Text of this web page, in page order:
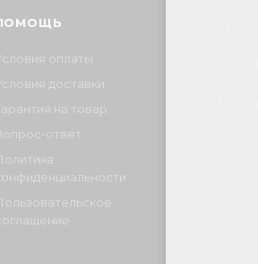
оплаты
доставки
на товар
ответ